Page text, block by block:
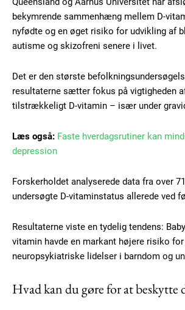
bekymrende sammenhæng mellem D-
nyfødte og en øget risiko for udvikling af
autisme og skizofreni senere i livet.
Det er den største
resultaterne sætter fokus på vigtigheden
tilstrækkeligt D-vitamin – især under
Læs også: Faste hverdagsrutiner kan
depression
Forskerholdet analyserede data fra over
undersøgte D-vitaminstatus allerede ved
Resultaterne viste en tydelig tendens:
vitamin havde en markant højere risiko
neuropsykiatriske lidelser i barndom og
Hvad kan du gøre for at beskytte